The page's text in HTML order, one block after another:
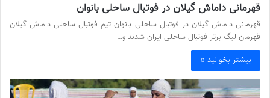
قهرمانی داماش گیلان در فوتبال ساحلی بانوان
قهرمانی داماش گیلان در فوتبال ساحلی بانوان تیم فوتبال ساحلی داماش گیلان
قهرمان لیگ برتر فوتبال ساحلی ایران شدند و…
بیشتر بخوانید »